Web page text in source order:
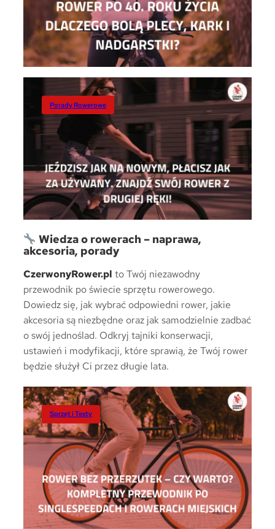
Porady Rowerowe
Wiedza o rowerach – naprawa,
akcesoria, porady
CzerwonyRower.pl to Twój niezawodny
przewodnik po świecie sprzętu rowerowego.
Dowiedz się, jak wybrać odpowiedni rower, jakie
akcesoria są niezbędne oraz jak samodzielnie zadbać
o swój jednoślad. Odkryj tajniki konserwacji,
ustawień i modyfikacji, które sprawią, że Twój rower
będzie służył Ci przez długie lata.
Sprzęt i Testy
Sprzęt i Testy